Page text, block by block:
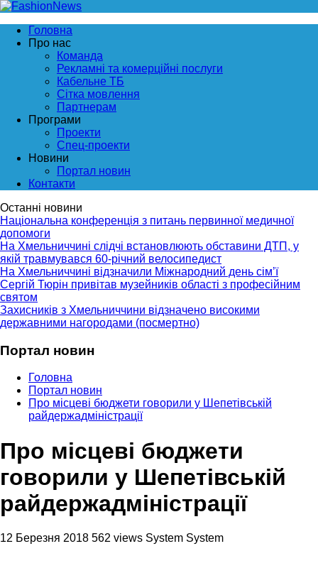
Головна
Про нас
Команда
Рекламні та комерційні послуги
Кабельне ТБ
Сітка мовлення
Партнерам
Програми
Проекти
Спец-проекти
Новини
Портал новин
Контакти
Останні новини
Національна конференція з питань первинної медичної
допомоги
На Хмельниччині слідчі встановлюють обставини ДТП, у
якій травмувався 60-річний велосипедист
На Хмельниччині відзначили Міжнародний день сім’ї
Сергій Тюрін привітав музейників області з професійним
святом
Захисників з Хмельниччини відзначено високими
державними нагородами (посмертно)
Портал новин
Головна
Портал новин
Про місцеві бюджети говорили у Шепетівській
райдержадміністрації
Про місцеві бюджети
говорили у Шепетівській
райдержадміністрації
12 Березня 2018 562 views System System